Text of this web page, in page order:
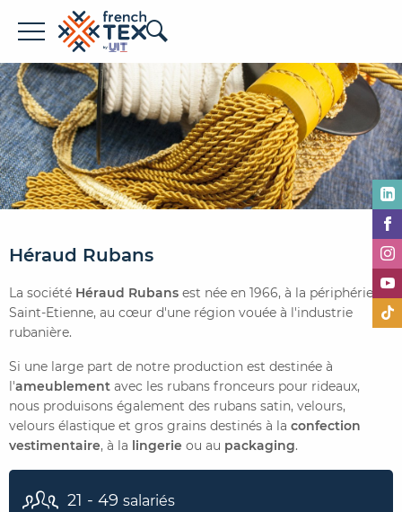
Offres d'emploi
Entreprises
Métiers
Formations
Espace recruteur
CONTACTER FRENCH TEXACTUALITÉSFOIRE AUX QUESTIONS
Héraud Rubans
La société Héraud Rubans est née en 1966, à la périphérie de
Saint-Etienne, au cœur d'une région vouée à l'industrie
rubanière.
Si une large part de notre production est destinée à
l'ameublement avec les rubans fronceurs pour rideaux,
nous produisons également des rubans satin, velours,
velours élastique et gros grains destinés à la confection
vestimentaire, à la lingerie ou au packaging.
21 - 49 salariés